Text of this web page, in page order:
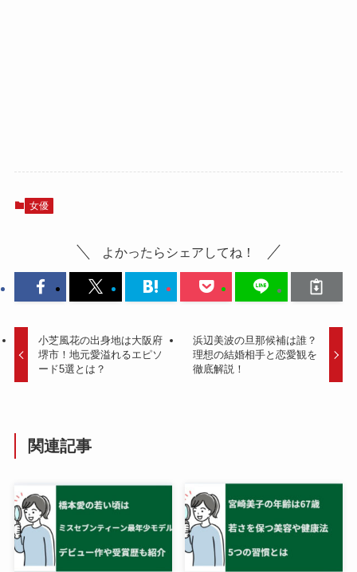
女優
よかったらシェアしてね！
小芝風花の出身地は大阪府
堺市！地元愛溢れるエピソ
ード5選とは？
浜辺美波の旦那候補は誰？
理想の結婚相手と恋愛観を
徹底解説！
関連記事